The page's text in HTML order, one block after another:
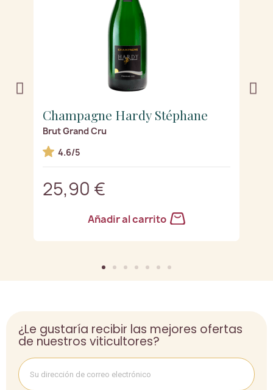
Champagne Hardy Stéphane
Brut Grand Cru
4.6/5
25,90 €
Añadir al carrito
¿Le gustaría recibir las mejores ofertas
de nuestros viticultores?